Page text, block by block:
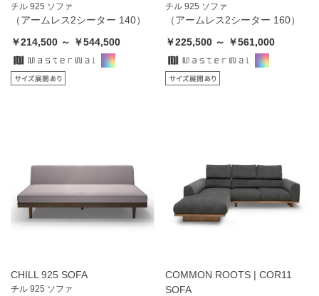
チル 925 ソファ
（アームレス2シーター 140）
￥214,500 ～ ￥544,500
チル 925 ソファ
（アームレス2シーター 160）
￥225,500 ～ ￥561,000
CHILL 925 SOFA
チル 925 ソファ
COMMON ROOTS | COR11
SOFA